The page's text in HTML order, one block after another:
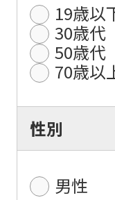
19歳以
30歳代
50歳代
70歳以
性別
男性